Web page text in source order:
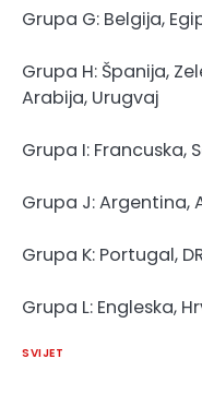
Grupa G: Belgija,
Grupa H: Španija,
Arabija, Urugvaj
Grupa I: Francuska,
Grupa J: Argentina,
Grupa K: Portugal,
Grupa L: Engleska,
SVIJET